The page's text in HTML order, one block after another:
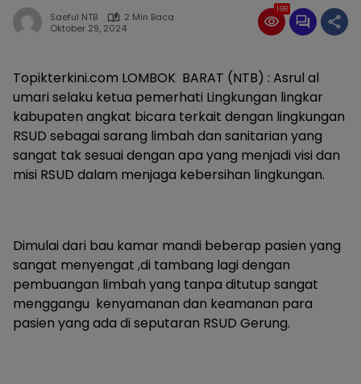
Saeful NTB
2 Min Baca
Oktober 29, 2024
168
Topikterkini.com LOMBOK BARAT (NTB) : Asrul al
umari selaku ketua pemerhati Lingkungan lingkar
kabupaten angkat bicara terkait dengan lingkungan
RSUD sebagai sarang limbah dan sanitarian yang
sangat tak sesuai dengan apa yang menjadi visi dan
misi RSUD dalam menjaga kebersihan lingkungan.
Dimulai dari bau kamar mandi beberap pasien yang
sangat menyengat ,di tambang lagi dengan
pembuangan limbah yang tanpa ditutup sangat
menggangu kenyamanan dan keamanan para
pasien yang ada di seputaran RSUD Gerung.